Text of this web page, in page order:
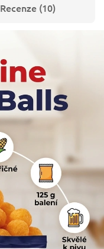
Recenze (10)